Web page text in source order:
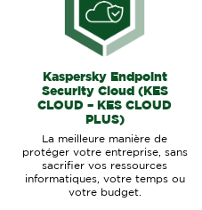
Kaspersky Endpoint
Security Cloud (KES
CLOUD – KES CLOUD
PLUS)
La meilleure manière de
protéger votre entreprise, sans
sacrifier vos ressources
informatiques, votre temps ou
votre budget.